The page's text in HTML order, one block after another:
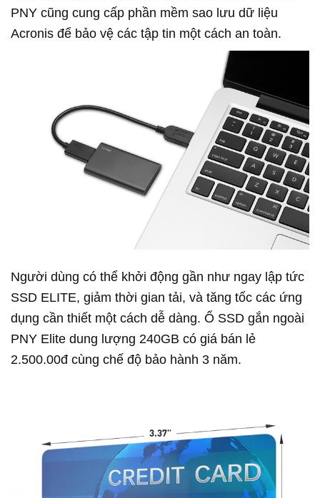
PNY cũng cung cấp phần mềm sao lưu dữ liệu
Acronis để bảo vệ các tập tin một cách an toàn.
Người dùng có thể khởi động gần như ngay lập tức
SSD ELITE, giảm thời gian tải, và tăng tốc các ứng
dụng cần thiết một cách dễ dàng. Ổ SSD gắn ngoài
PNY Elite dung lượng 240GB có giá bán lẻ
2.500.00đ cùng chế độ bảo hành 3 năm.